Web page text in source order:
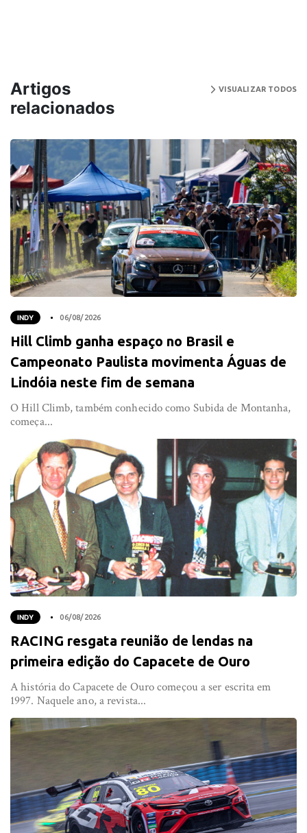
Artigos
relacionados
VISUALIZAR TODOS
INDY 06/08/2026
Hill Climb ganha espaço no Brasil e
Campeonato Paulista movimenta Águas de
Lindóia neste fim de semana
O Hill Climb, também conhecido como Subida de Montanha,
começa...
INDY 06/08/2026
RACING resgata reunião de lendas na
primeira edição do Capacete de Ouro
A história do Capacete de Ouro começou a ser escrita em
1997. Naquele ano, a revista...